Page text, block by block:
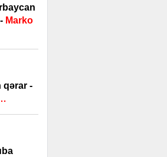
Marko
qərar -